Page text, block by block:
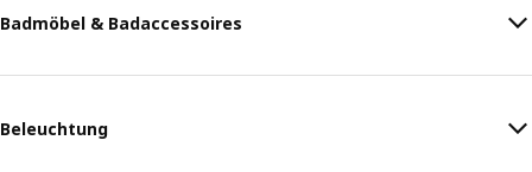
Badmöbel & Badaccessoires
Beleuchtung